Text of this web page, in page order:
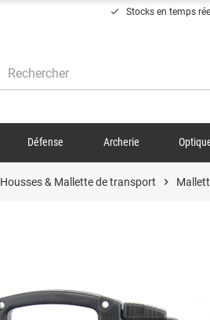
done Stocks en temps réel
Défense Archerie
Housses & Mallette de transport chevron_right